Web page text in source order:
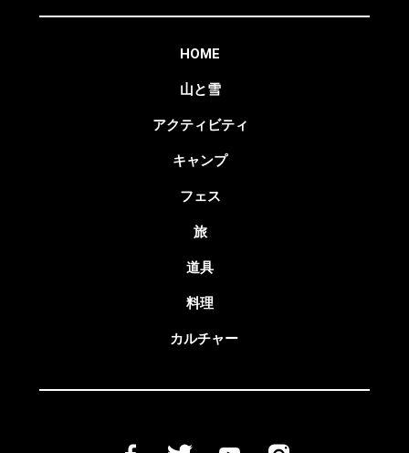
HOME
山と雪
アクティビティ
キャンプ
フェス
旅
道具
料理
カルチャー